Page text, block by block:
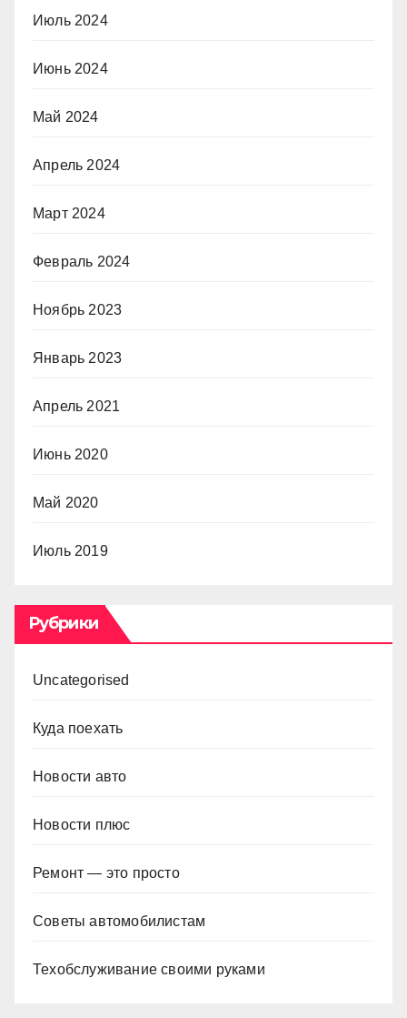
Июль 2024
Июнь 2024
Май 2024
Апрель 2024
Март 2024
Февраль 2024
Ноябрь 2023
Январь 2023
Апрель 2021
Июнь 2020
Май 2020
Июль 2019
Рубрики
Uncategorised
Куда поехать
Новости авто
Новости плюс
Ремонт — это просто
Советы автомобилистам
Техобслуживание своими руками